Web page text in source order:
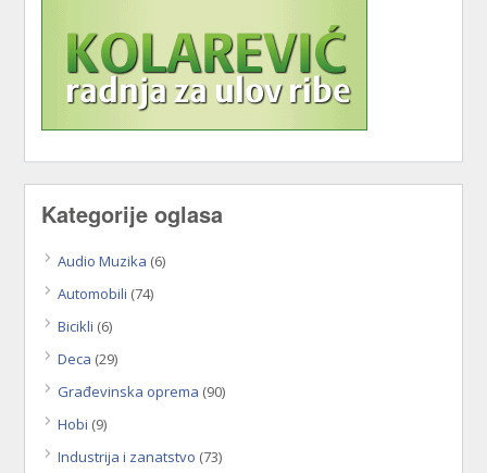
Kategorije oglasa
Audio Muzika (6)
Automobili (74)
Bicikli (6)
Deca (29)
Građevinska oprema (90)
Hobi (9)
Industrija i zanatstvo (73)